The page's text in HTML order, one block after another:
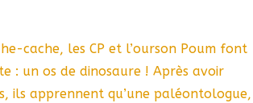
cache, les CP et l’ourson Poum font
: un os de dinosaure ! Après avoir
ils apprennent qu’une paléontologue,